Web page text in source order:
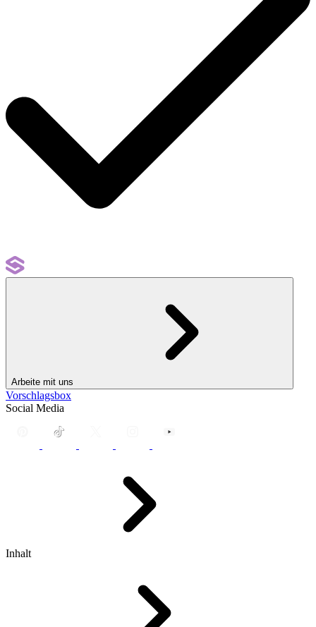
Arbeite mit uns
Vorschlagsbox
Social Media
Inhalt